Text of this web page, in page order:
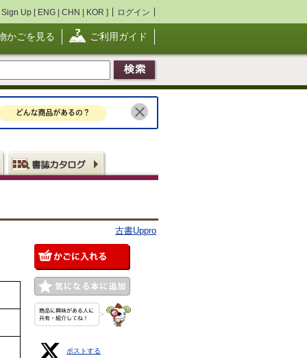
Sign Up [ ENG | CHN | KOR ] ログイン
かごを見る ご利用ガイド
古書Uppro
ポストする